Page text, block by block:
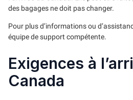
des bagages ne doit pas changer.
Pour plus d’informations ou
équipe de support compétente.
Exigences à
Canada